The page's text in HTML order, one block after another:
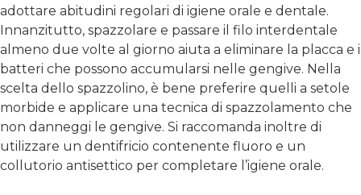
adottare abitudini regolari di igiene orale e dentale.
Innanzitutto, spazzolare e passare il filo interdentale
almeno due volte al giorno aiuta a eliminare la placca e i
batteri che possono accumularsi nelle gengive. Nella
scelta dello spazzolino, è bene preferire quelli a setole
morbide e applicare una tecnica di spazzolamento che
non danneggi le gengive. Si raccomanda inoltre di
utilizzare un dentifricio contenente fluoro e un
collutorio antisettico per completare l’igiene orale.